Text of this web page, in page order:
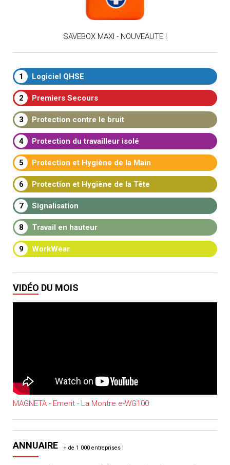
SAVEBOX MAXI - NOUVEAUTE !
1 Logiciel QHSE
2 Premiers Secours
3 Protection contre le bruit
4 Protection du travailleur isolé
5 Protection et Hygiène de la Main
6 Protection et Hygiène de la Tête
7 Signalisation
8 Travail en hauteur
9 WorkWear
VIDÉO DU MOIS
MAGNETA - Emerit - La Montre e-WG100
ANNUAIRE